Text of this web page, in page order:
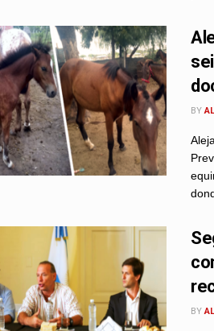
BY
BY